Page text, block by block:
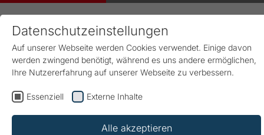
Start Produkte & Lösungen
Case Stories
Erfolgreiches Netzmanagement minimiert
Datenschutzeinstellungen
Auf unserer Webseite werden Cookies verwendet. Einige davon
werden zwingend benötigt, während es uns andere ermöglichen,
Ihre Nutzererfahrung auf unserer Webseite zu verbessern.
Essenziell Externe Inhalte
Alle akzeptieren